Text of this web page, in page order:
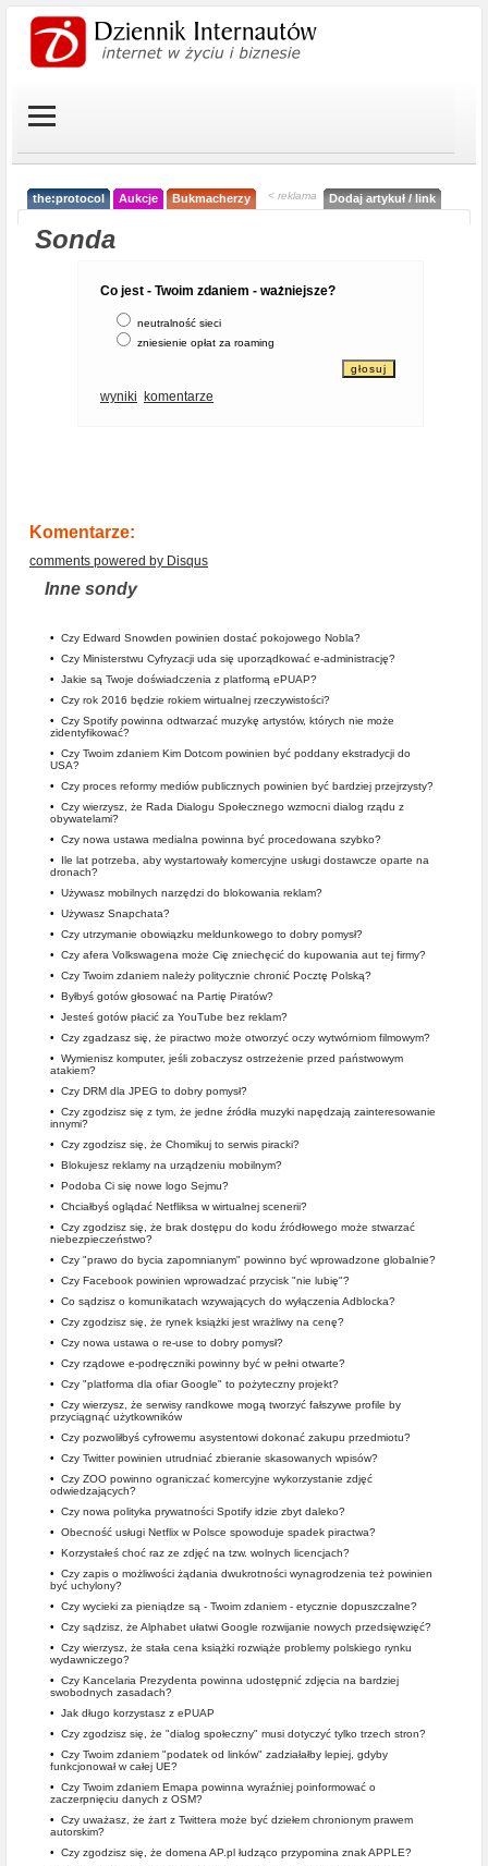
the:protocol Aukcje Bukmacherzy < reklama Dodaj artykuł / link
Sonda
Co jest - Twoim zdaniem - ważniejsze?
neutralność sieci
zniesienie opłat za roaming
wyniki komentarze
Komentarze:
comments powered by Disqus
Inne sondy
• Czy Edward Snowden powinien dostać pokojowego Nobla?
• Czy Ministerstwu Cyfryzacji uda się uporządkować e-administrację?
• Jakie są Twoje doświadczenia z platformą ePUAP?
• Czy rok 2016 będzie rokiem wirtualnej rzeczywistości?
• Czy Spotify powinna odtwarzać muzykę artystów, których nie może
zidentyfikować?
• Czy Twoim zdaniem Kim Dotcom powinien być poddany ekstradycji do
USA?
• Czy proces reformy mediów publicznych powinien być bardziej przejrzysty?
• Czy wierzysz, że Rada Dialogu Społecznego wzmocni dialog rządu z
obywatelami?
• Czy nowa ustawa medialna powinna być procedowana szybko?
• Ile lat potrzeba, aby wystartowały komercyjne usługi dostawcze oparte na
dronach?
• Używasz mobilnych narzędzi do blokowania reklam?
• Używasz Snapchata?
• Czy utrzymanie obowiązku meldunkowego to dobry pomysł?
• Czy afera Volkswagena może Cię zniechęcić do kupowania aut tej firmy?
• Czy Twoim zdaniem należy politycznie chronić Pocztę Polską?
• Byłbyś gotów głosować na Partię Piratów?
• Jesteś gotów płacić za YouTube bez reklam?
• Czy zgadzasz się, że piractwo może otworzyć oczy wytwórniom filmowym?
• Wymienisz komputer, jeśli zobaczysz ostrzeżenie przed państwowym
atakiem?
• Czy DRM dla JPEG to dobry pomysł?
• Czy zgodzisz się z tym, że jedne źródła muzyki napędzają zainteresowanie
innymi?
• Czy zgodzisz się, że Chomikuj to serwis piracki?
• Blokujesz reklamy na urządzeniu mobilnym?
• Podoba Ci się nowe logo Sejmu?
• Chciałbyś oglądać Netfliksa w wirtualnej scenerii?
• Czy zgodzisz się, że brak dostępu do kodu źródłowego może stwarzać
niebezpieczeństwo?
• Czy "prawo do bycia zapomnianym" powinno być wprowadzone globalnie?
• Czy Facebook powinien wprowadzać przycisk "nie lubię"?
• Co sądzisz o komunikatach wzywających do wyłączenia Adblocka?
• Czy zgodzisz się, że rynek książki jest wrażliwy na cenę?
• Czy nowa ustawa o re-use to dobry pomysł?
• Czy rządowe e-podręczniki powinny być w pełni otwarte?
• Czy "platforma dla ofiar Google" to pożyteczny projekt?
• Czy wierzysz, że serwisy randkowe mogą tworzyć fałszywe profile by
przyciągnąć użytkowników
• Czy pozwoliłbyś cyfrowemu asystentowi dokonać zakupu przedmiotu?
• Czy Twitter powinien utrudniać zbieranie skasowanych wpisów?
• Czy ZOO powinno ograniczać komercyjne wykorzystanie zdjęć
odwiedzających?
• Czy nowa polityka prywatności Spotify idzie zbyt daleko?
• Obecność usługi Netflix w Polsce spowoduje spadek piractwa?
• Korzystałeś choć raz ze zdjęć na tzw. wolnych licencjach?
• Czy zapis o możliwości żądania dwukrotności wynagrodzenia też powinien
być uchylony?
• Czy wycieki za pieniądze są - Twoim zdaniem - etycznie dopuszczalne?
• Czy sądzisz, że Alphabet ułatwi Google rozwijanie nowych przedsięwzięć?
• Czy wierzysz, że stała cena książki rozwiąże problemy polskiego rynku
wydawniczego?
• Czy Kancelaria Prezydenta powinna udostępnić zdjęcia na bardziej
swobodnych zasadach?
• Jak długo korzystasz z ePUAP
• Czy zgodzisz się, że "dialog społeczny" musi dotyczyć tylko trzech stron?
• Czy Twoim zdaniem "podatek od linków" zadziałałby lepiej, gdyby
funkcjonował w całej UE?
• Czy Twoim zdaniem Emapa powinna wyraźniej poinformować o
zaczerpnięciu danych z OSM?
• Czy uważasz, że żart z Twittera może być dziełem chronionym prawem
autorskim?
• Czy zgodzisz się, że domena AP.pl łudząco przypomina znak APPLE?